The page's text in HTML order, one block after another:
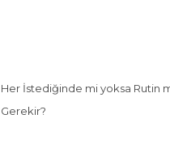
Her İstediğinde mi yoksa Rutin
Gerekir?